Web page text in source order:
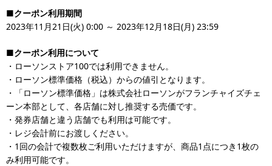
■クーポン利用期間
2023年11月21日(火) 0:00 ～ 2023年12月18日(月) 23:59
■クーポン利用について
・ローソンストア100では利用できません。
・ローソン標準価格（税込）からの値引となります。
・「ローソン標準価格」は株式会社ローソンがフランチャイズチェ
ーン本部として、各店舗に対し推奨する売価です。
・発券店舗と違う店舗でも利用は可能です。
・レジ会計前にお渡しください。
・1回の会計で複数枚ご利用いただけますが、商品1点につき1枚の
み利用可能です。